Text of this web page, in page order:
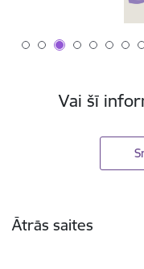
Vai šī
Ātrās saites